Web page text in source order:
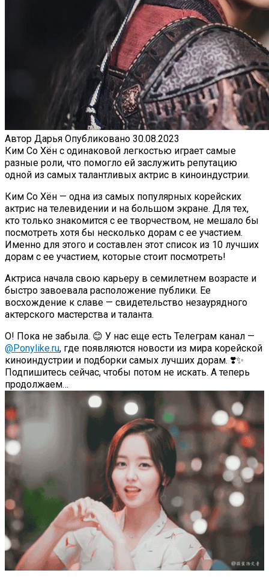
Автор Дарья Опубликовано 30.08.2023
Ким Со Хён с одинаковой легкостью играет самые
разные роли, что помогло ей заслужить репутацию
одной из самых талантливых актрис в киноиндустрии.
Ким Со Хён — одна из самых популярных корейских
актрис на телевидении и на большом экране. Для тех,
кто только знакомится с ее творчеством, не мешало бы
посмотреть хотя бы несколько дорам с ее участием.
Именно для этого и составлен этот список из 10 лучших
дорам с ее участием, которые стоит посмотреть!
Актриса начала свою карьеру в семилетнем возрасте и
быстро завоевала расположение публики. Ее
восхождение к славе — свидетельство незаурядного
актерского мастерства и таланта.
О! Пока не забыла. 😊 У нас еще есть Телеграм канал —
@Ponylike.ru, где появляются новости из мира корейской
киноиндустрии и подборки самых лучших дорам. ❣️✨
Подпишитесь сейчас, чтобы потом не искать. А теперь
продолжаем…